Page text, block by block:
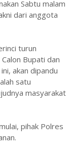
Sabtu malam
dari anggota
turun
Bupati dan
akan dipandu
satu
masyarakat
pihak Polres